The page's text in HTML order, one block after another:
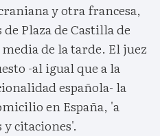
y otra francesa,
Plaza de Castilla de
de la tarde. El juez
-al igual que a la
española- la
en España, 'a
citaciones'.